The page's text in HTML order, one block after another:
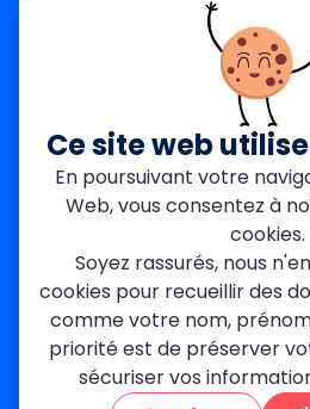
Seine-Saint-Denis
Garges-lès-Gonesse
Val-de-Marne
Dourdan
Mantes-la-Jolie
Créteil
Seine-et-Marne
Contact
01 84 24 42 80
Ce site web
En poursuivant votre
Web, vous consentez à
cookies.
Soyez rassurés, nous
cookies pour recueillir des
comme votre nom,
priorité est de préserver
sécuriser vos